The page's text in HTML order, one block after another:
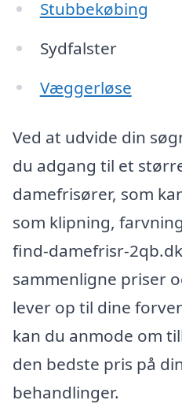
Stubbekøbing
Sydfalster
Væggerløse
Ved at udvide din
du adgang til et
damefrisører, som
som klipning,
find-damefrisr-
sammenligne priser
lever op til dine
kan du anmode om
den bedste pris på
behandlinger.